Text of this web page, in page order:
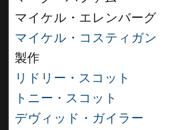
マイケル・エレンバーグ
マイケル・コスティガン
製作
リドリー・スコット
トニー・スコット
デヴィッド・ガイラー